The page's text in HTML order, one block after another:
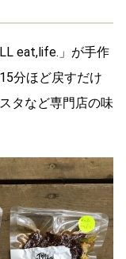
eat,life.」が手作
分ほど戻すだけ
タなど専門店の味